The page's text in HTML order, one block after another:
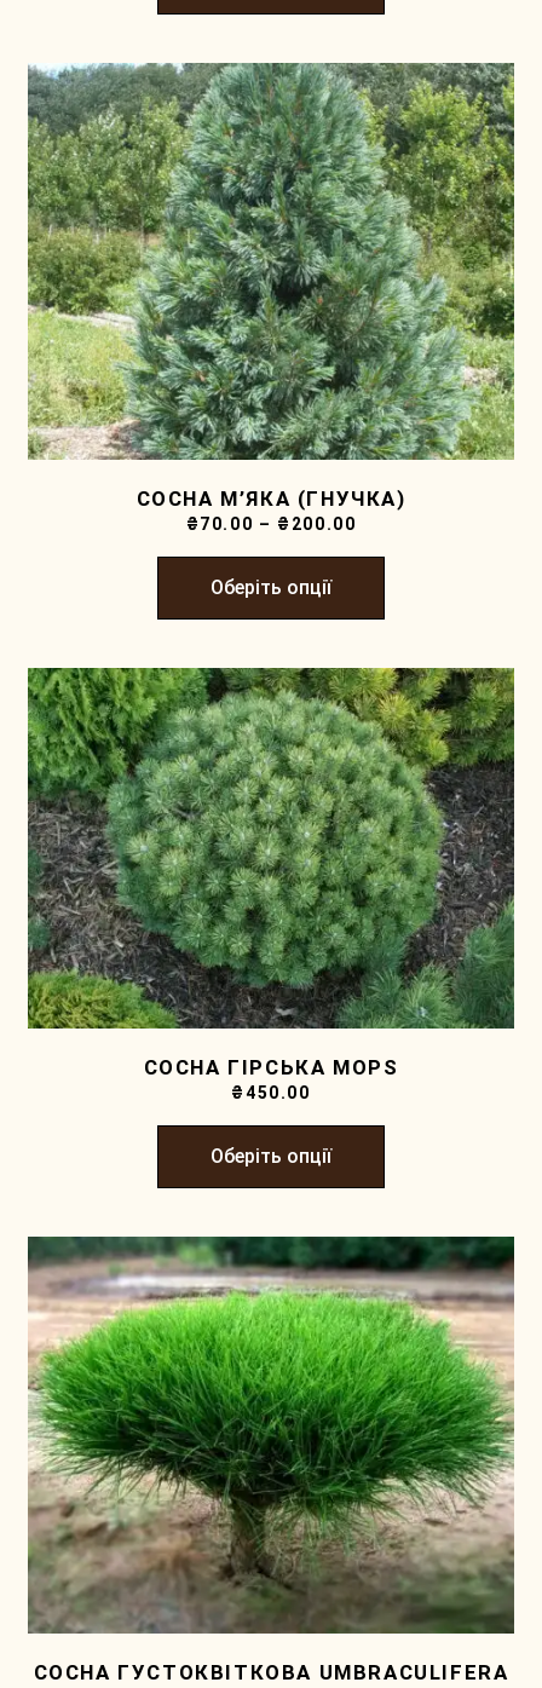
СОСНА М’ЯКА (ГНУЧКА)
₴70.00 – ₴ 200.00
Оберіть опції
СОСНА ГІРСЬКА MOPS
₴450.00
Оберіть опції
СОСНА ГУСТОКВIТКОВА UMBRACULIFERA